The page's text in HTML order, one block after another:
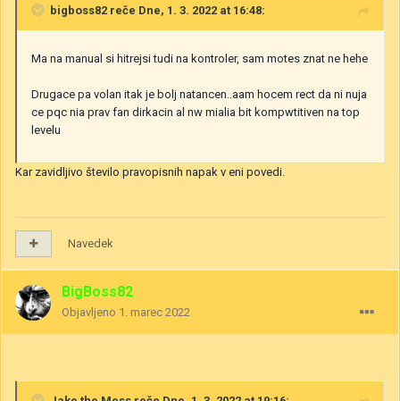
bigboss82 reče Dne, 1. 3. 2022 at 16:48:
Ma na manual si hitrejsi tudi na kontroler, sam motes znat ne hehe
Drugace pa volan itak je bolj natancen..aam hocem rect da ni nuja
ce pqc nia prav fan dirkacin al nw mialia bit kompwtitiven na top
levelu
Kar zavidljivo število pravopisnih napak v eni povedi.
Navedek
BigBoss82
Objavljeno 1. marec 2022